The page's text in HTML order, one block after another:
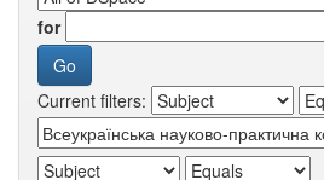
for
Current filters: